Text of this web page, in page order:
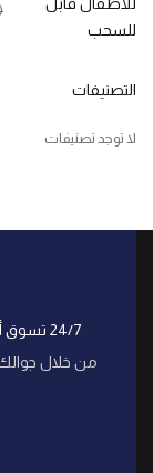
التصنيفات
لا توجد تصنيفات
24/7 تسوق أونلاين
من خلال